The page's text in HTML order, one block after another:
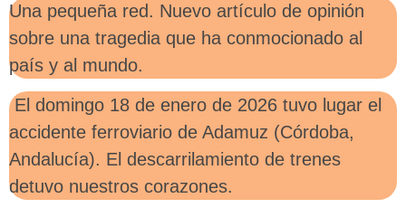
Una pequeña red. Nuevo artículo de opinión
sobre una tragedia que ha conmocionado al
país y al mundo.
El domingo 18 de enero de 2026 tuvo lugar el
accidente ferroviario de Adamuz (Córdoba,
Andalucía). El descarrilamiento de trenes
detuvo nuestros corazones.